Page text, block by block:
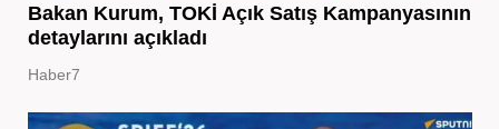
Bakan Kurum, TOKİ Açık Satış Kampanyasının
detaylarını açıkladı
Haber7